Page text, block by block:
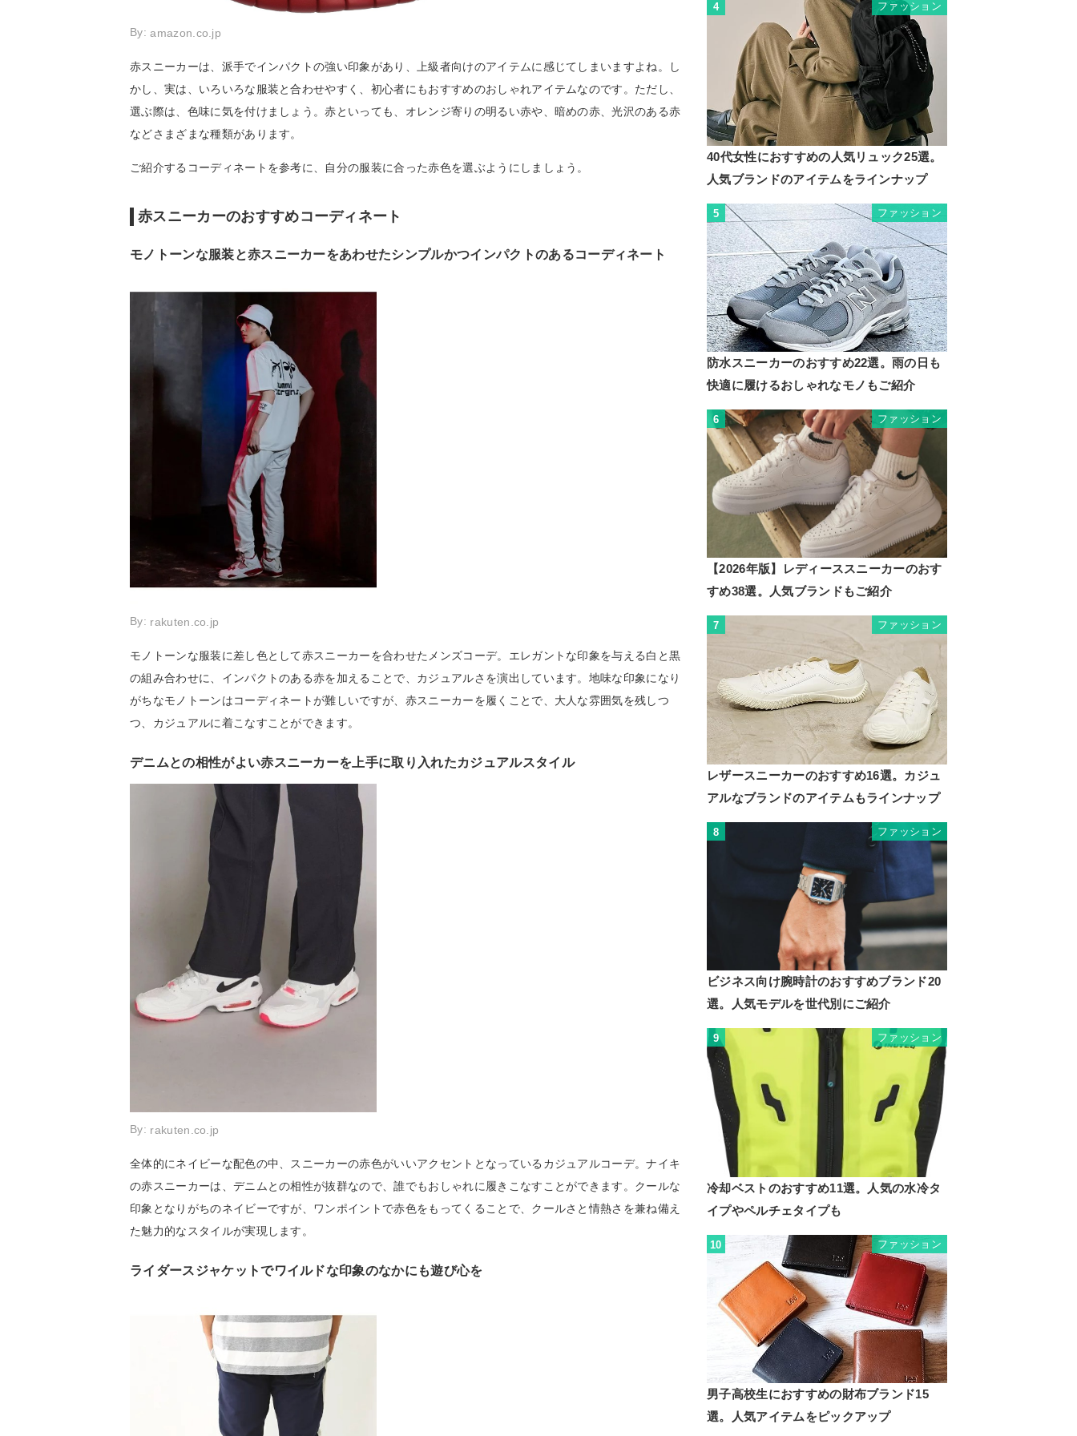
By:amazon.co.jp
赤スニーカーは、派手でインパクトの強い印象があり、上級者向けのアイテムに感じてしまいますよね。し
かし、実は、いろいろな服装と合わせやすく、初心者にもおすすめのおしゃれアイテムなのです。ただし、
選ぶ際は、色味に気を付けましょう。赤といっても、オレンジ寄りの明るい赤や、暗めの赤、光沢のある赤
などさまざまな種類があります。
ご紹介するコーディネートを参考に、自分の服装に合った赤色を選ぶようにしましょう。
赤スニーカーのおすすめコーディネート
モノトーンな服装と赤スニーカーをあわせたシンプルかつインパクトのあるコーディネート
By: rakuten.co.jp
モノトーンな服装に差し色として赤スニーカーを合わせたメンズコーデ。エレガントな印象を与える白と黒
の組み合わせに、インパクトのある赤を加えることで、カジュアルさを演出しています。地味な印象になり
がちなモノトーンはコーディネートが難しいですが、赤スニーカーを履くことで、大人な雰囲気を残しつ
つ、カジュアルに着こなすことができます。
デニムとの相性がよい赤スニーカーを上手に取り入れたカジュアルスタイル
By: rakuten.co.jp
全体的にネイビーな配色の中、スニーカーの赤色がいいアクセントとなっているカジュアルコーデ。ナイキ
の赤スニーカーは、デニムとの相性が抜群なので、誰でもおしゃれに履きこなすことができます。クールな
印象となりがちのネイビーですが、ワンポイントで赤色をもってくることで、クールさと情熱さを兼ね備え
た魅力的なスタイルが実現します。
ライダースジャケットでワイルドな印象のなかにも遊び心を
4 ファッション
40代女性におすすめの人気リュック25選。
人気ブランドのアイテムをラインナップ
5 ファッション
防水スニーカーのおすすめ22選。雨の日も
快適に履けるおしゃれなモノもご紹介
6 ファッション
【2026年版】レディーススニーカーのおす
すめ38選。人気ブランドもご紹介
7 ファッション
レザースニーカーのおすすめ16選。カジュ
アルなブランドのアイテムもラインナップ
8 ファッション
ビジネス向け腕時計のおすすめブランド20
選。人気モデルを世代別にご紹介
9 ファッション
冷却ベストのおすすめ11選。人気の水冷タ
イプやペルチェタイプも
10 ファッション
男子高校生におすすめの財布ブランド15
選。人気アイテムをピックアップ